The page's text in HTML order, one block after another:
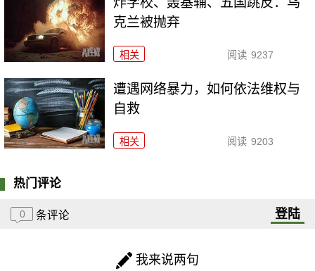
克兰被抛弃
相关 阅读 9237
遭遇网络暴力，如何依法维权与
自救
相关 阅读 9203
热门评论
0 条评论 登陆
我来说两句